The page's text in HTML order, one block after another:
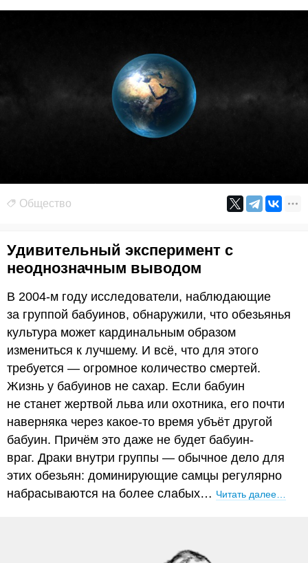
Общество
Удивительный эксперимент с
неоднозначным выводом
В 2004-м году исследователи, наблюдающие
за группой бабуинов, обнаружили, что обезьянья
культура может кардинальным образом
измениться к лучшему. И всё, что для этого
требуется — огромное количество смертей.
Жизнь у бабуинов не сахар. Если бабуин
не станет жертвой льва или охотника, его почти
наверняка через какое-то время убъёт другой
бабуин. Причём это даже не будет бабуин-
враг. Драки внутри группы — обычное дело для
этих обезьян: доминирующие самцы регулярно
набрасываются на более слабых… Читать далее…